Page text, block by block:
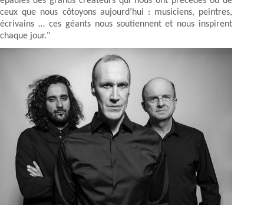
ceux que nous côtoyons aujourd’hui : musiciens, peintres,
écrivains … ces géants nous soutiennent et nous inspirent
chaque jour."